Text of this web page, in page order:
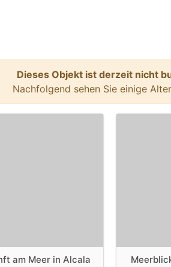
Dieses Objekt ist derzeit nicht
Nachfolgend sehen Sie einige
am Meer in Alcala